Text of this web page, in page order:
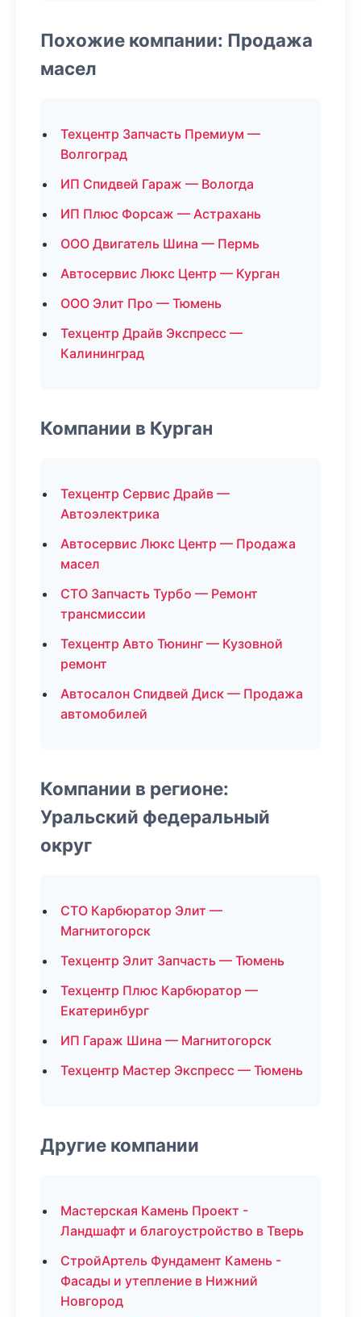
Похожие компании: Продажа
масел
Техцентр Запчасть Премиум —
Волгоград
ИП Спидвей Гараж — Вологда
ИП Плюс Форсаж — Астрахань
ООО Двигатель Шина — Пермь
Автосервис Люкс Центр — Курган
ООО Элит Про — Тюмень
Техцентр Драйв Экспресс —
Калининград
Компании в Курган
Техцентр Сервис Драйв —
Автоэлектрика
Автосервис Люкс Центр — Продажа
масел
СТО Запчасть Турбо — Ремонт
трансмиссии
Техцентр Авто Тюнинг — Кузовной
ремонт
Автосалон Спидвей Диск — Продажа
автомобилей
Компании в регионе:
Уральский федеральный
округ
СТО Карбюратор Элит —
Магнитогорск
Техцентр Элит Запчасть — Тюмень
Техцентр Плюс Карбюратор —
Екатеринбург
ИП Гараж Шина — Магнитогорск
Техцентр Мастер Экспресс — Тюмень
Другие компании
Мастерская Камень Проект -
Ландшафт и благоустройство в Тверь
СтройАртель Фундамент Камень -
Фасады и утепление в Нижний
Новгород